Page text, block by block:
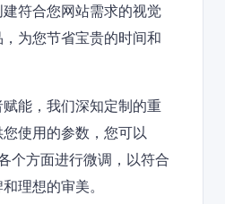
符合您网站需求的视觉
为您节省宝贵的时间和
能，我们深知定制的重
使用的参数，您可以
个方面进行微调，以符合
理想的审美。